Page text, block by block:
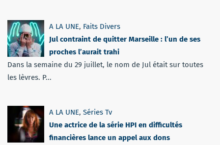
A LA UNE, Faits Divers
Jul contraint de quitter Marseille : l’un de ses
proches l’aurait trahi
Dans la semaine du 29 juillet, le nom de Jul était sur toutes
les lèvres. P...
A LA UNE, Séries Tv
Une actrice de la série HPI en difficultés
financières lance un appel aux dons